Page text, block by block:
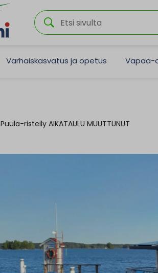
Varhaiskasvatus ja opetus Vapaa-
Puula-risteily AIKATAULU MUUTTUNUT